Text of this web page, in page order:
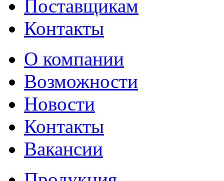
Поставщикам
Контакты
О компании
Возможности
Новости
Контакты
Вакансии